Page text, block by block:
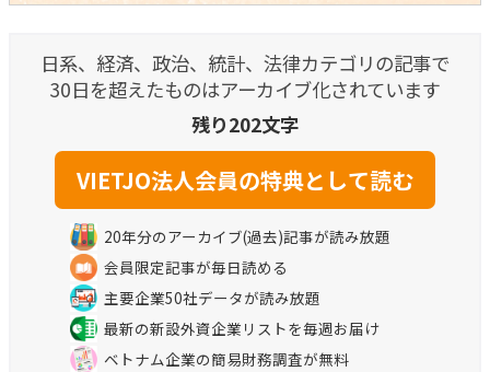
日系、経済、政治、統計、法律カテゴリの記事で
30日を超えたものはアーカイブ化されています
残り202文字
20年分のアーカイブ(過去)記事が読み放題
会員限定記事が毎日読める
主要企業50社データが読み放題
最新の新設外資企業リストを毎週お届け
ベトナム企業の簡易財務調査が無料